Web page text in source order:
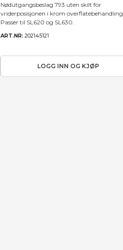
Nødutgangsbeslag 793 uten skilt for
vriderposisjonen i krom overflatebehandling.
Passer til SL620 og SL630.
ART.NR:202145121
LOGG INN OG KJØP